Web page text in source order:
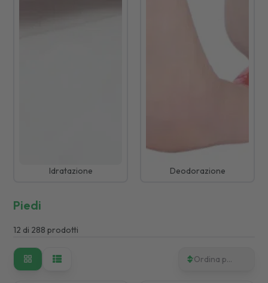
Idratazione Deodorazione
Piedi
12 di 288 prodotti
Ordina per